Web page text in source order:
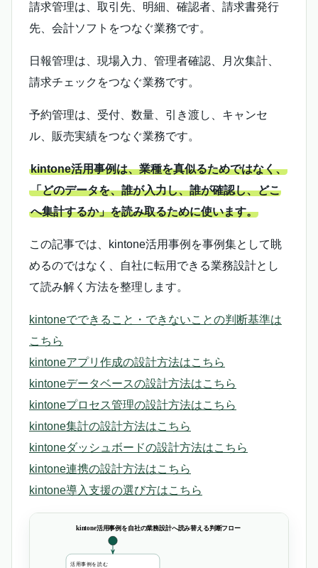
請求管理は、取引先、明細、確認者、請求書発行
先、会計ソフトをつなぐ業務です。
日報管理は、現場入力、管理者確認、月次集計、
請求チェックをつなぐ業務です。
予約管理は、受付、数量、引き渡し、キャンセ
ル、販売実績をつなぐ業務です。
kintone活用事例は、業種を真似るためではなく、
「どのデータを、誰が入力し、誰が確認し、どこ
へ集計するか」を読み取るために使います。
この記事では、kintone活用事例を事例集として眺
めるのではなく、自社に転用できる業務設計とし
て読み解く方法を整理します。
kintoneでできること・できないことの判断基準は
こちら
kintoneアプリ作成の設計方法はこちら
kintoneデータベースの設計方法はこちら
kintoneプロセス管理の設計方法はこちら
kintone集計の設計方法はこちら
kintoneダッシュボードの設計方法はこちら
kintone連携の設計方法はこちら
kintone導入支援の選び方はこちら